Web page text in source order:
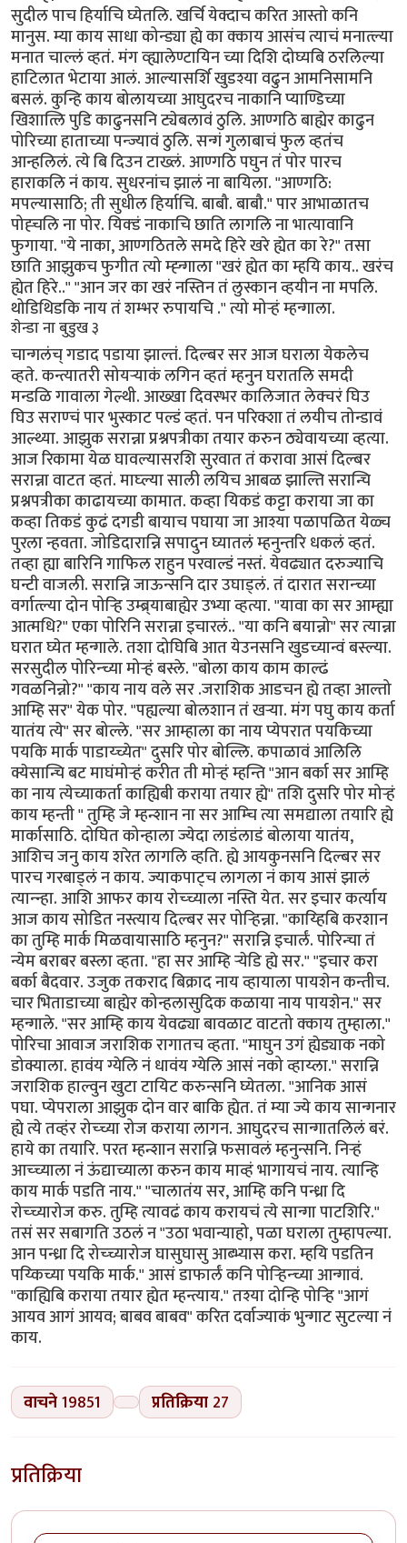
सुदील पाच हिर्याचि घ्येतलि. खर्चि येक्दाच करित आस्तो कनि
मानुस. म्या काय साधा कोन्ड्या ह्ये का क्काय आसंच त्याचं मनात्ल्या
मनात चाल्लं व्हतं. मंग व्ह्यालेण्टायिन च्या दिशि दोघ्यबि ठरलिल्या
हाटिलात भेटाया आलं. आल्यासर्शि खुडश्या वढुन आमनिसामनि
बसलं. कुन्हि काय बोलायच्या आघुदरच नाकानि प्याण्डिच्या
खिशात्लि पुडि काढुनसनि ट्येबलावं ठुलि. आण्गठि बाह्येर काढुन
पोरिच्या हाताच्या पन्ज्यावं ठुलि. सन्गं गुलाबाचं फुल व्हतंच
आन्हलिलं. त्ये बि दिउन टाख्लं. आण्गठि पघुन तं पोर पारच
हाराकलि नं काय. सुधरनांच झालं ना बायिला. "आण्गठि:
मपल्यासाठि; ती सुधील हिर्याचि. बाबौ. बाबौ." पार आभाळातच
पोह्चलि ना पोर. यिक्डं नाकाचि छाति लागलि ना भात्यावानि
फुगाया. ''ये नाका, आण्गठितले समदे हिरे खरे ह्येत का रे?" तसा
छाति आझुकच फुगीत त्यो म्ह्न्गाला "खरं ह्येत का म्हयि काय.. खरंच
ह्येत हिरे..'' "आन जर का खरं नस्तिन तं लुस्कान व्हयीन ना मपलि.
थोडिथिडकि नाय तं शम्भर रुपायचि .'' त्यो मोर्‍हं म्हन्गाला.
शेन्डा ना बुडुख ३
चान्गलंच् गडाद पडाया झाल्तं. दिल्बर सर आज घराला येकलेच
व्हते. कन्त्यातरी सोयर्‍याकं लगिन व्हतं म्हनुन घरातलि समदी
मन्डळि गावाला गेल्थी. आख्खा दिवस्भर कालिजात लेक्चरं घिउ
घिउ सराण्चं पार भुस्काट पल्डं व्हतं. पन परिक्शा तं लयीच तोन्डावं
आल्थ्या. आझुक सरान्ना प्रश्नपत्रीका तयार करुन ठ्येवायच्या व्हत्या.
आज रिकामा येळ घावल्यासरशि सुरवात तं करावा आसं दिल्बर
सरान्ना वाटत व्हतं. माघ्ल्या साली लयिच आबळ झाल्ति सरान्चि
प्रश्नपत्रीका काढायच्या कामात. कव्हा यिकडं कट्टा कराया जा का
कव्हा तिकडं कुढं दगडी बायाच पघाया जा आश्या पळापळित येळ्च
पुरला न्हवता. जोडिदारान्नि सपादुन घ्यातलं म्हनुन्तरि धकलं व्हतं.
तव्हा ह्या बारिनि गाफिल राहुन परवाल्डं नस्तं. येवढ्यात दरुज्याचि
घन्टी वाजली. सरान्नि जाऊन्सनि दार उघाड्लं. तं दारात सरान्च्या
वर्गात्ल्या दोन पोर्‍हि उम्ब्र्याबाह्येर उभ्या व्हत्या. "यावा का सर आम्ह्या
आत्मधि?" एका पोरिनि सरान्ना इचारलं.. "या कनि बयान्नो" सर त्यान्ना
घरात घ्येत म्हन्गाले. तशा दोघिबि आत येउनसनि खुडच्यान्वं बस्ल्या.
सरसुदील पोरिन्च्या मोर्‍हं बस्ले. "बोला काय काम काल्ढं
गवळनिन्नो?" "काय नाय वले सर .जराशिक आडचन ह्ये तव्हा आल्तो
आम्हि सर" येक पोर. "पह्यल्या बोलशान तं खर्‍या. मंग पघु काय कर्ता
यातंय त्ये" सर बोल्ले. "सर आम्हाला का नाय प्येपरात पयकिच्या
पयकि मार्क पाडाय्च्येत" दुसरि पोर बोल्लि. कपाळावं आलिलि
क्येसान्चि बट माघंमोर्‍हं करीत ती मोर्‍हं म्हन्ति "आन बर्का सर आम्हि
का नाय त्येच्याकर्ता काह्यिबी कराया तयार ह्ये" तशि दुसरि पोर मोर्‍हं
काय म्हन्ती " तुम्हि जे म्हन्शान ना सर आम्चि त्या समद्याला तयारि ह्ये
मार्कासाठि. दोघित कोन्हाला ज्येदा लाडंलाडं बोलाया यातंय,
आशिच जनु काय शरेत लागलि व्हति. ह्ये आयकुनसनि दिल्बर सर
पारच गरबाड्लं न काय. ज्याकपाट्च लागला नं काय आसं झालं
त्यान्न्हा. आशि आफर काय रोच्च्याला नस्ति येत. सर इचार कर्त्याय
आज काय सोडित नस्त्याय दिल्बर सर पोर्‍हिन्ना. "काय्हिबि करशान
का तुम्हि मार्क मिळवायासाठि म्हनुन?" सरान्नि इचार्लं. पोरिन्चा तं
न्येम बराबर बस्ला व्हता. "हा सर आम्हि र्‍येडि ह्ये सर." "इचार करा
बर्का बैदवार. उजुक तकराद बिक्राद नाय व्हायाला पायशेन कन्तीच.
चार भिताडाच्या बाह्येर कोन्हलासुदिक कळाया नाय पायशेन." सर
म्हन्गाले. "सर आम्हि काय येवढ्या बावळाट वाटतो क्काय तुम्हाला.''
पोरिचा आवाज जराशिक रागातच व्हता. "माघुन उगं ह्येड्याक नको
डोक्याला. हावंय ग्येलि नं धावंय ग्येलि आसं नको व्हाय्ला.'' सरान्नि
जराशिक हाल्वुन खुटा टायिट करुन्सनि घ्येतला. ''आनिक आसं
पघा. प्येपराला आझुक दोन वार बाकि ह्येत. तं म्या ज्ये काय सान्गनार
ह्ये त्ये तव्हंर रोच्च्या रोज कराया लागन. आघुदरच सान्गातलिलं बरं.
हाये का तयारि. परत म्हन्शान सरान्नि फसावलं म्हनुन्सनि. निर्‍हं
आच्च्याला नं ऊंद्याच्याला करुन काय माव्हं भागायचं नाय. त्यान्हि
काय मार्क पडति नाय." "चालातंय सर, आम्हि कनि पन्ध्रा दि
रोच्च्यारोज करु. तुम्हि त्यावढं काय करायचं त्ये सान्गा पाटशिरि."
तसं सर सबागति उठलं न "उठा भवान्याहो, पळा घराला तुम्हापल्या.
आन पन्ध्रा दि रोच्च्यारोज घासुघासु आब्भ्यास करा. म्हयि पडतिन
पय्किच्या पयकि मार्क." आसं डाफार्लं कनि पोर्‍हिन्च्या आन्गावं.
"काह्यिबि कराया तयार ह्येत म्हन्त्याय." तश्या दोन्हि पोर्‍हि "आगं
आयव आगं आयव; बाबव बाबव" करित दर्वाज्याकं भुन्गाट सुटल्या नं
काय.
वाचने19851 प्रतिक्रिया 27
प्रतिक्रिया